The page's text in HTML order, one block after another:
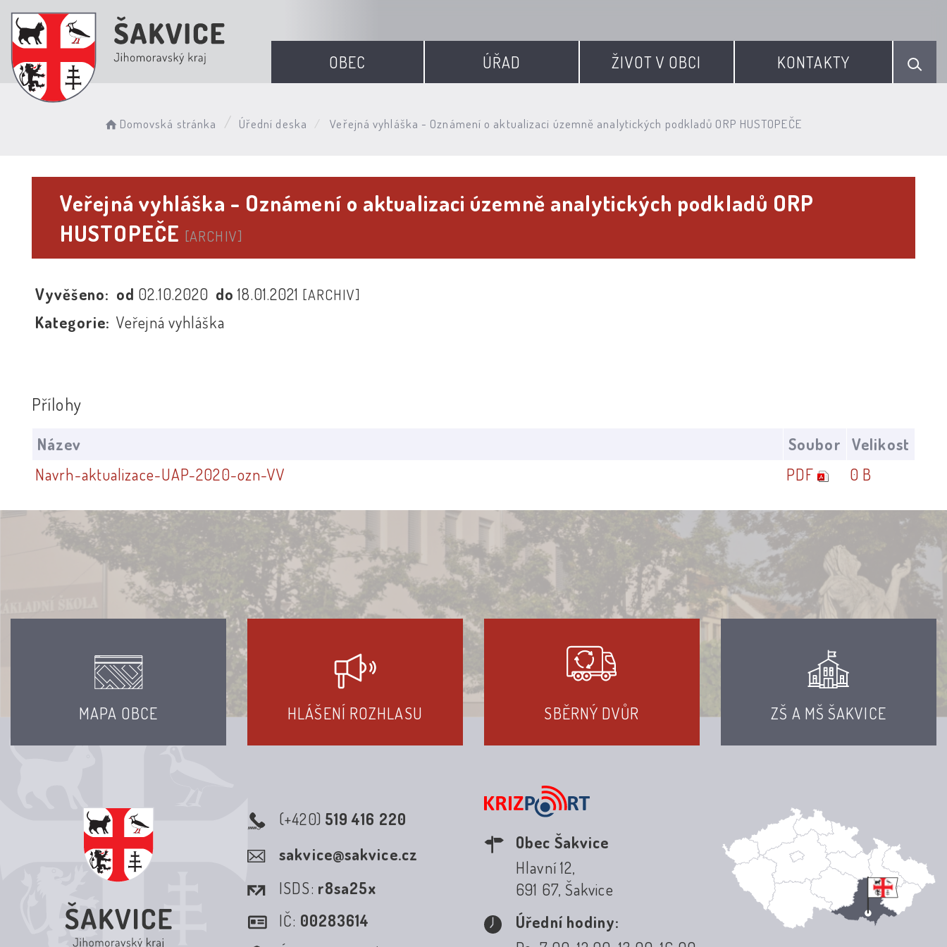
OBEC ÚŘAD ŽIVOT V OBCI KONTAKTY
Domovská stránka Úřední deska Veřejná vyhláška - Oznámení o aktualizaci územně analytických podkladů ORP HUSTOPEČE
Veřejná vyhláška - Oznámení o aktualizaci územně analytických podkladů ORP
HUSTOPEČE [ARCHIV]
Vyvěšeno: od 02.10.2020 do18.01.2021 [ARCHIV]
Kategorie: Veřejná vyhláška
Přílohy
Název Soubor
Velikost
Navrh-aktualizace-UAP-2020-ozn-VV
PDF 0 B
MAPA OBCE HLÁŠENÍ ROZHLASU SBĚRNÝ DVŮR ZŠ A MŠ ŠAKVICE
(+420) 519 416 220
sakvice@sakvice.cz
ISDS: r8sa25x
IČ: 00283614
Obec Šakvice
Hlavní 12,
691 67, Šakvice
Úřední hodiny: